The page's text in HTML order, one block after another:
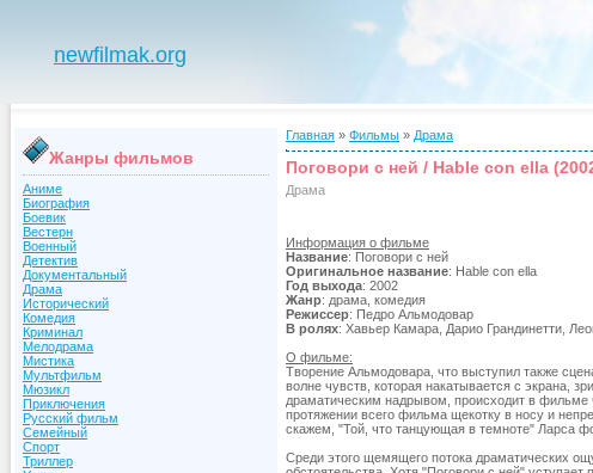
newfilmak.org
Жанры фильмов
Аниме
Биография
Боевик
Вестерн
Военный
Детектив
Документальный
Драма
Исторический
Комедия
Криминал
Мелодрама
Мистика
Мультфильм
Мюзикл
Приключения
Русский фильм
Семейный
Спорт
Триллер
Главная » Фильмы » Драма
Поговори с ней / Hable con ella
Драма
Информация о фильме
Название: Поговори с ней
Оригинальное название: Hable con ella
Год выхода: 2002
Жанр: драма, комедия
Режиссер: Педро Альмодовар
В ролях: Хавьер Камара, Дарио Грандинетти,
О фильме:
Творение Альмодовара, что выступил также
волне чувств, которая накатывается с экрана,
драматическим надрывом, происходит в фильме
протяжении всего фильма щекотку в носу и
скажем, "Той, что танцующая в темноте" Ларса
Среди этого щемящего потока драматических